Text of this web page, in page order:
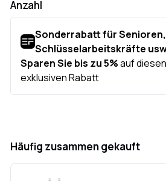
Anzahl
Häufig zusammen gekauft